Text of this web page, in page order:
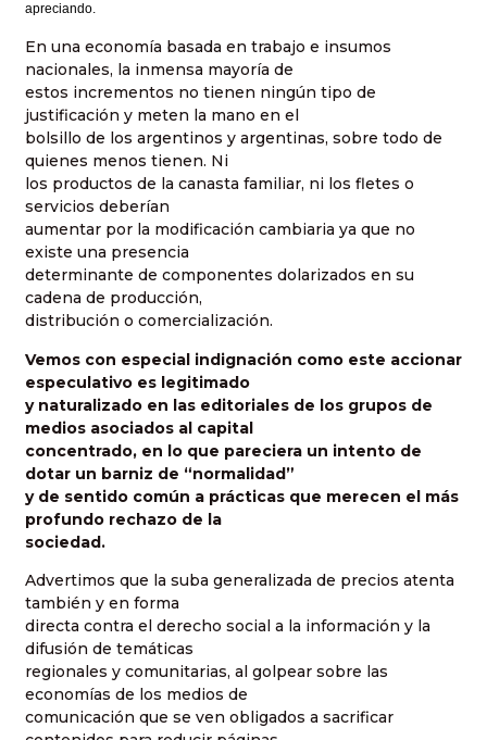
apreciando.
En una economía basada en trabajo e insumos
nacionales, la inmensa mayoría de
estos incrementos no tienen ningún tipo de
justificación y meten la mano en el
bolsillo de los argentinos y argentinas, sobre todo de
quienes menos tienen. Ni
los productos de la canasta familiar, ni los fletes o
servicios deberían
aumentar por la modificación cambiaria ya que no
existe una presencia
determinante de componentes dolarizados en su
cadena de producción,
distribución o comercialización.
Vemos con especial indignación como este accionar
especulativo es legitimado
y naturalizado en las editoriales de los grupos de
medios asociados al capital
concentrado, en lo que pareciera un intento de
dotar un barniz de “normalidad”
y de sentido común a prácticas que merecen el más
profundo rechazo de la
sociedad.
Advertimos que la suba generalizada de precios atenta
también y en forma
directa contra el derecho social a la información y la
difusión de temáticas
regionales y comunitarias, al golpear sobre las
economías de los medios de
comunicación que se ven obligados a sacrificar